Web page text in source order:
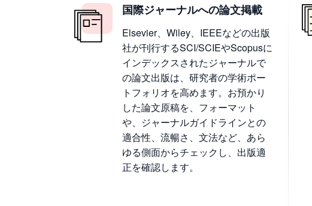
国際ジャーナルへの論文掲載
Elsevier、Wiley、IEEEなどの出版
社が刊行するSCI/SCIEやScopusに
インデックスされたジャーナルで
の論文出版は、研究者の学術ポー
トフォリオを高めます。お預かり
した論文原稿を、フォーマット
や、ジャーナルガイドラインとの
適合性、流暢さ、文法など、あら
ゆる側面からチェックし、出版適
正を確認します。